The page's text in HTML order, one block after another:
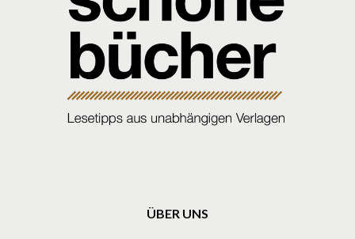
ÜBER UNS